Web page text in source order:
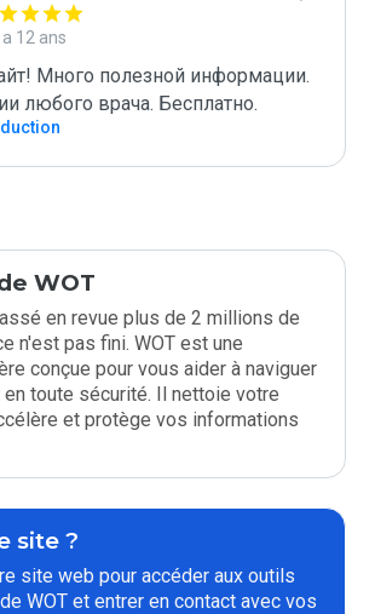
a 12 ans
Много полезной информации.
любого врача. Бесплатно.
WOT
en revue plus de 2 millions de
n'est pas fini. WOT est une
conçue pour vous aider à naviguer
toute sécurité. Il nettoie votre
et protège vos informations
site ?
site web pour accéder aux outils
WOT et entrer en contact avec vos